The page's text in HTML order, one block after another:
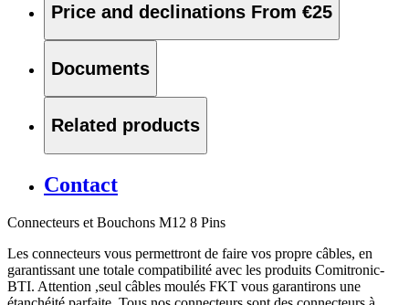
Price and declinations From €25
Documents
Related products
Contact
Connecteurs et Bouchons M12 8 Pins
Les connecteurs vous permettront de faire vos propre câbles, en
garantissant une totale compatibilité avec les produits Comitronic-
BTI. Attention ,seul câbles moulés FKT vous garantirons une